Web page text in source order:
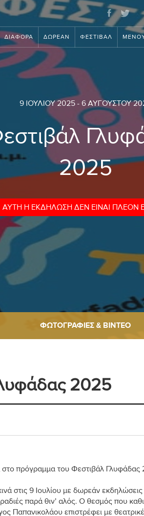
ΔΙΆΦΟΡΑ ΔΩΡΕΆΝ ΦΕΣΤΙΒΆΛ
9 ΙΟΥΛΊΟΥ 2025 - 6 ΑΥΓΟΎΣΤΟΥ
2025
ΑΥΤΉ Η ΕΚΔΉΛΩΣΗ ΔΕΝ ΕΊΝΑΙ ΠΛΈΟΝ
ΦΩΤΟΓΡΑΦΊΕΣ & ΒΊΝΤΕΟ
2025
στο πρόγραμμα του Φεστιβάλ Γλυφάδας
στις 9 Ιουλίου με δωρεάν εκδηλώσεις
παρά θιν’ αλός. Ο θεσμός που
Παπανικολάου επιστρέφει με